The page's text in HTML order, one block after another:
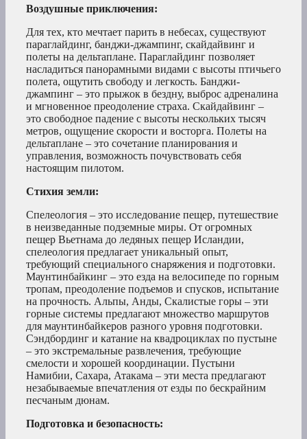
Воздушные приключения:
Для тех, кто мечтает парить в небесах, существуют
параглайдинг, банджи-джампинг, скайдайвинг и
полеты на дельтаплане. Параглайдинг позволяет
насладиться панорамными видами с высоты птичьего
полета, ощутить свободу и легкость. Банджи-
джампинг – это прыжок в бездну, выброс адреналина
и мгновенное преодоление страха. Скайдайвинг –
это свободное падение с высоты нескольких тысяч
метров, ощущение скорости и восторга. Полеты на
дельтаплане – это сочетание планирования и
управления, возможность почувствовать себя
настоящим пилотом.
Стихия земли:
Спелеология – это исследование пещер, путешествие
в неизведанные подземные миры. От огромных
пещер Вьетнама до ледяных пещер Исландии,
спелеология предлагает уникальный опыт,
требующий специального снаряжения и подготовки.
Маунтинбайкинг – это езда на велосипеде по горным
тропам, преодоление подъемов и спусков, испытание
на прочность. Альпы, Анды, Скалистые горы – эти
горные системы предлагают множество маршрутов
для маунтинбайкеров разного уровня подготовки.
Сэндбординг и катание на квадроциклах по пустыне
– это экстремальные развлечения, требующие
смелости и хорошей координации. Пустыни
Намибии, Сахара, Атакама – эти места предлагают
незабываемые впечатления от езды по бескрайним
песчаным дюнам.
Подготовка и безопасность: